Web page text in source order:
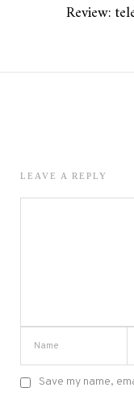
Review:
LEAVE A REPLY
Save my name,